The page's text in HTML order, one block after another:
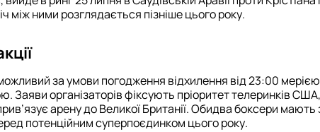
між ними розглядається пізніше цього року.
за умови погодження відхилення від 23:00
Заяви організаторів фіксують пріоритет телеринків США,
арену до Великої Британії. Обидва боксери мають
потенційним суперпоєдинком цього року.